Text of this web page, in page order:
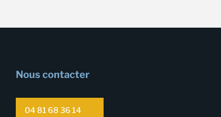
Nous contacter
04 81 68 36 14